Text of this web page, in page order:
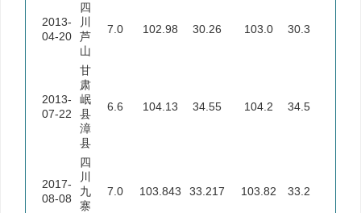
2013-
04-20
四
川
芦
山
7.0 102.98 30.26 103.0 30.3
2013-
07-22
甘
肃
岷
县
漳
县
6.6 104.13 34.55 104.2 34.5
2017-
08-08
四
川
九
寨
7.0 103.843 33.217 103.82 33.2